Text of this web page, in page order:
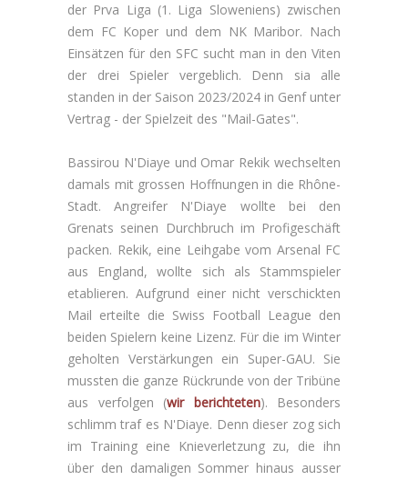
der Prva Liga (1. Liga Sloweniens) zwischen
dem FC Koper und dem NK Maribor. Nach
Einsätzen für den SFC sucht man in den Viten
der drei Spieler vergeblich. Denn sia alle
standen in der Saison 2023/2024 in Genf unter
Vertrag - der Spielzeit des "Mail-Gates".
Bassirou N'Diaye und Omar Rekik wechselten
damals mit grossen Hoffnungen in die Rhône-
Stadt. Angreifer N'Diaye wollte bei den
Grenats seinen Durchbruch im Profigeschäft
packen. Rekik, eine Leihgabe vom Arsenal FC
aus England, wollte sich als Stammspieler
etablieren. Aufgrund einer nicht verschickten
Mail erteilte die Swiss Football League den
beiden Spielern keine Lizenz. Für die im Winter
geholten Verstärkungen ein Super-GAU. Sie
mussten die ganze Rückrunde von der Tribüne
aus verfolgen (wir berichteten). Besonders
schlimm traf es N'Diaye. Denn dieser zog sich
im Training eine Knieverletzung zu, die ihn
über den damaligen Sommer hinaus ausser